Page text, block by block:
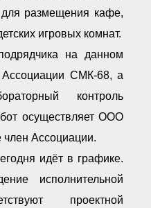
Общественный контроль
Политика информационной
Антикоррупционная политика
Орган надзора
Охрана труда
Членство в НКО
Работа в Общественных советах
Законодательство РФ по
техническим регламентам
Повышение квалификации,
переподготовка
размещения кафе,
игровых комнат.
на данном
Ассоциации СМК-68, а
контроль
осуществляет ООО
член Ассоциации.
идёт в графике.
исполнительной
проектной